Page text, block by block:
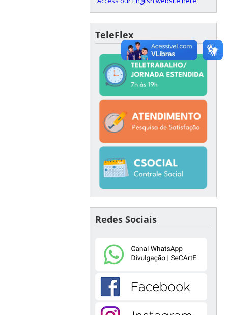
TeleFlex
Redes Sociais